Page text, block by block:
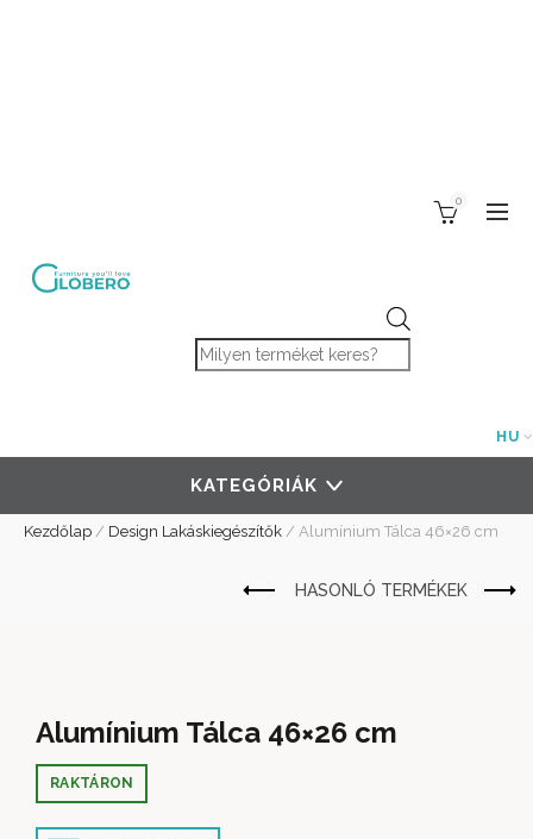
Products search
0
HU
KATEGÓRIÁK
Kezdőlap / Design Lakáskiegészítők / Alumínium Tálca 46×26 cm
Alumínium Tálca 46×26 cm
RAKTÁRON